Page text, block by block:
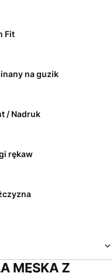
Fit
na guzik
/ Nadruk
rękaw
MĘSKA Z